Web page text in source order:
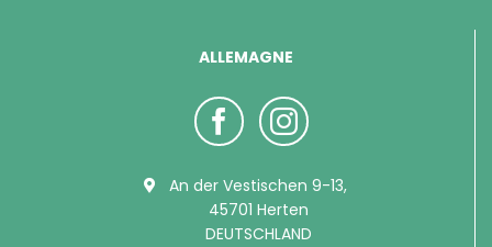
ALLEMAGNE
An der Vestischen 9-13,
45701 Herten
DEUTSCHLAND